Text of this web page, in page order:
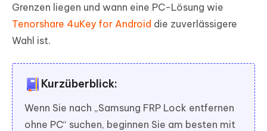
Grenzen liegen und wann eine PC-Lösung wie
Tenorshare 4uKey for Android die zuverlässigere
Wahl ist.
Kurzüberblick:
Wenn Sie nach „Samsung FRP Lock entfernen
ohne PC“ suchen, beginnen Sie am besten mit